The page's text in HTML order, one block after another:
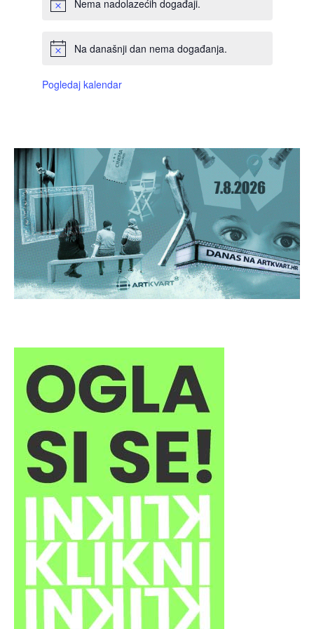
Nema nadolazećih događaji.
Na današnji dan nema događanja.
Pogledaj kalendar